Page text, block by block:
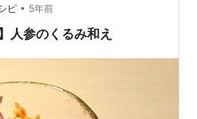
ピ • 5年前
人参のくるみ和え